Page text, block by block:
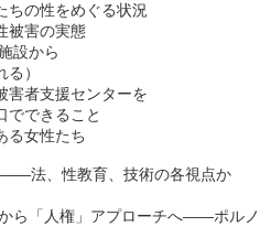
ちの性をめぐる状況
被害の実態
設から
）
害者支援センターを
できること
る女性たち
法、性教育、技術の各視点か
ら「人権」アプローチへ――ポルノ